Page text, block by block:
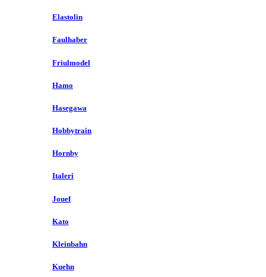
Elastolin
Faulhaber
Friulmodel
Hamo
Hasegawa
Hobbytrain
Hornby
Italeri
Jouef
Kato
Kleinbahn
Kuehn